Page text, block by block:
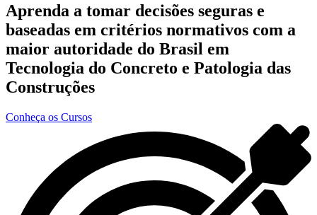
Aprenda a tomar decisões seguras e
baseadas em critérios normativos com a
maior autoridade do Brasil em
Tecnologia do Concreto e Patologia das
Construções
Conheça os Cursos